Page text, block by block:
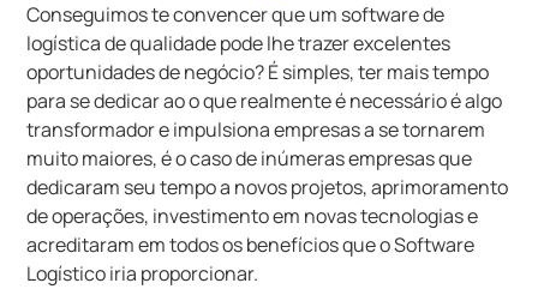
Conseguimos te convencer que um software de
logística de qualidade pode lhe trazer excelentes
oportunidades de negócio? É simples, ter mais tempo
para se dedicar ao o que realmente é necessário é algo
transformador e impulsiona empresas a se tornarem
muito maiores, é o caso de inúmeras empresas que
dedicaram seu tempo a novos projetos, aprimoramento
de operações, investimento em novas tecnologias e
acreditaram em todos os benefícios que o Software
Logístico iria proporcionar.